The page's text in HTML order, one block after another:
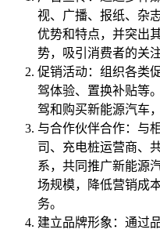
视、广播、报纸、杂
优势和特点，并突出
势，吸引消费者的关
促销活动：组织各类
驾体验、置换补贴等
驾和购买新能源汽车
与合作伙伴合作：与
司、充电桩运营商、
系，共同推广新能源
场规模，降低营销成
务。
建立品牌形象：通过